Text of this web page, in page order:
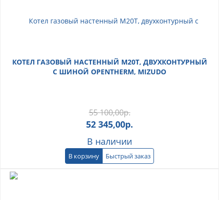
КОТЕЛ ГАЗОВЫЙ НАСТЕННЫЙ M20T, ДВУХКОНТУРНЫЙ
С ШИНОЙ OPENTHERM, MIZUDO
55 100,00р.
52 345,00р.
В наличии
В корзину Быстрый заказ